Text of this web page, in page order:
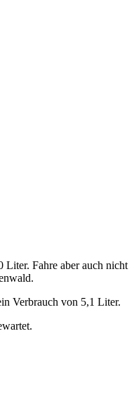
Liter. Fahre aber auch nicht
Verbrauch von 5,1 Liter.